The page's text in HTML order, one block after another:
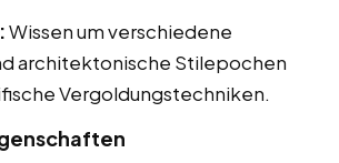
Wissen um verschiedene
architektonische Stilepochen
Vergoldungstechniken.